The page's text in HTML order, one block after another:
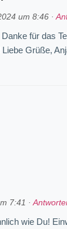
um 8:46·
für das
Grüße,
7:41 ·
wie Du!